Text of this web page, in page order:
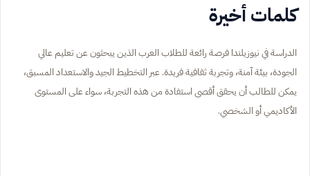
كلمات أخيرة
الدراسة في نيوزيلندا فرصة رائعة للطلاب العرب الذين يبحثون عن تعليم عالي
الجودة، بيئة آمنة، وتجربة ثقافية فريدة. عبر التخطيط الجيد والاستعداد المسبق،
يمكن للطالب أن يحقق أقصى استفادة من هذه التجربة، سواء على المستوى
الأكاديمي أو الشخصي.